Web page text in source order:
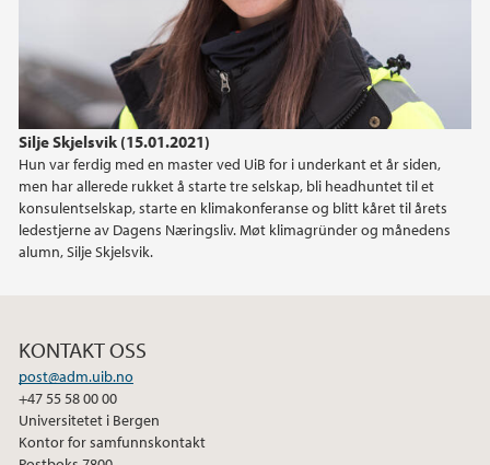
Silje Skjelsvik (15.01.2021)
Hun var ferdig med en master ved UiB for i underkant et år siden,
men har allerede rukket å starte tre selskap, bli headhuntet til et
konsulentselskap, starte en klimakonferanse og blitt kåret til årets
ledestjerne av Dagens Næringsliv. Møt klimagründer og månedens
alumn, Silje Skjelsvik.
2020
2019
KONTAKT OSS
post@adm.uib.no
+47 55 58 00 00
Universitetet i Bergen
Kontor for samfunnskontakt